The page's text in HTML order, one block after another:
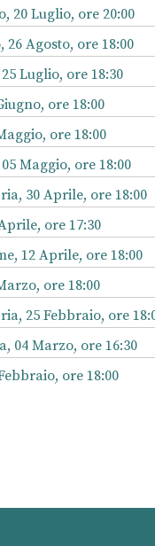
20 Luglio, ore 20:00
Agosto, ore 18:00
Luglio, ore 18:30
ore 18:00
ore 18:00
Maggio, ore 18:00
30 Aprile, ore 18:00
ore 17:30
12 Aprile, ore 18:00
ore 18:00
25 Febbraio, ore
04 Marzo, ore 16:30
ore 18:00